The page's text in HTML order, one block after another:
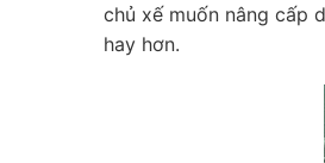
chủ xế muốn nâng cấp
hay hơn.